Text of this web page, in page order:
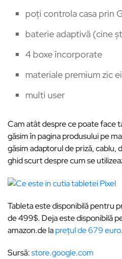
poți controla casa prin
baterie adaptivă (cine
4 boxe încorporate
materiale premium zic ei
multi user
Cam atât despre ce poate face
găsim în pagina produsului pe
găsim adaptorul de priză, cablu,
ghid scurt despre cum se
Tableta este disponibilă pentru
de 499$. Deja este disponibilă
amazon.de laprețul de 679 euro.
Sursă:store.google.com